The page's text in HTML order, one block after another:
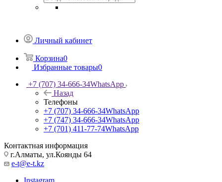
Личный кабинет
Корзина0
Избранные товары0
+7 (707) 34-666-34WhatsApp
Назад
Телефоны
+7 (707) 34-666-34WhatsApp
+7 (747) 34-666-34WhatsApp
+7 (701) 411-77-74WhatsApp
Контактная информация
г.Алматы, ул.Коянды 64
e-t@e-t.kz
Instagram